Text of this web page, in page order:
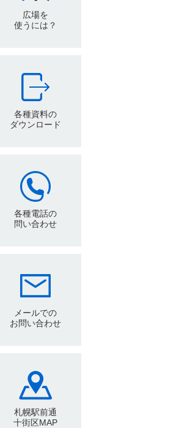
広場を
使うには？
各種資料の
ダウンロード
各種電話の
問い合わせ
メールでの
お問い合わせ
札幌駅前通
十街区MAP